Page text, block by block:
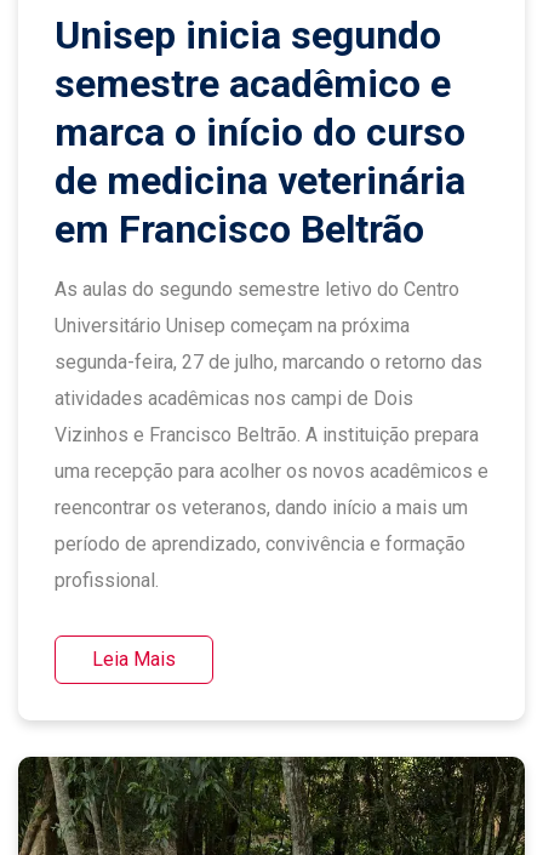
Unisep inicia segundo
semestre acadêmico e
marca o início do curso
de medicina veterinária
em Francisco Beltrão
As aulas do segundo semestre letivo do Centro
Universitário Unisep começam na próxima
segunda-feira, 27 de julho, marcando o retorno das
atividades acadêmicas nos campi de Dois
Vizinhos e Francisco Beltrão. A instituição prepara
uma recepção para acolher os novos acadêmicos e
reencontrar os veteranos, dando início a mais um
período de aprendizado, convivência e formação
profissional.
Leia Mais